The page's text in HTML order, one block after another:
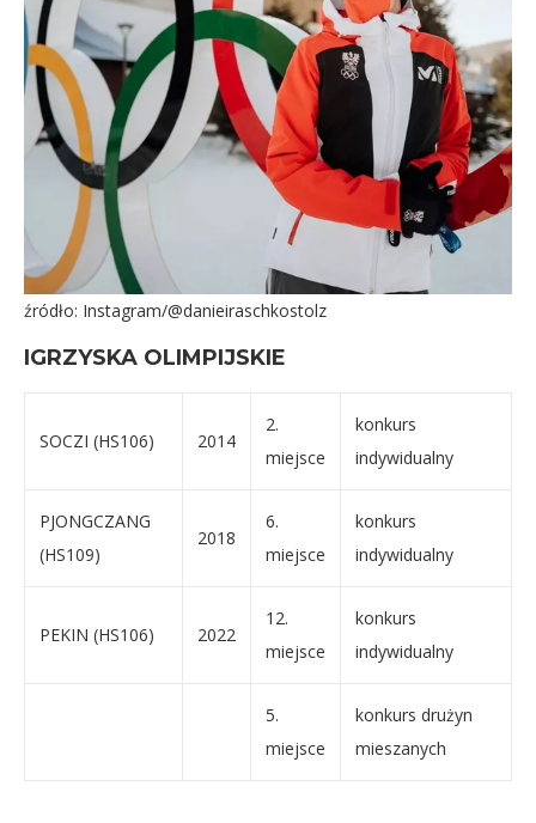
źródło: Instagram/@danieiraschkostolz
IGRZYSKA OLIMPIJSKIE
SOCZI (HS106) 2014
2.
miejsce
konkurs
indywidualny
PJONGCZANG
(HS109)
2018
6.
miejsce
konkurs
indywidualny
PEKIN (HS106) 2022
12.
miejsce
konkurs
indywidualny
5.
miejsce
konkurs drużyn
mieszanych